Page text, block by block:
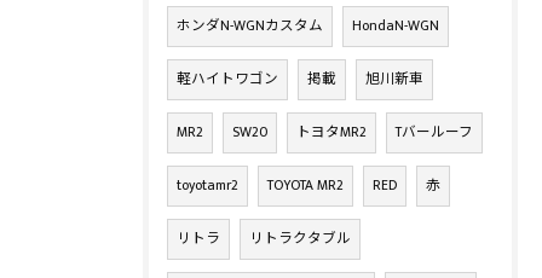
ホンダN-WGNカスタム HondaN-WGN
軽ハイトワゴン 掲載 旭川新車
MR2 SW20 トヨタMR2 Tバールーフ
toyotamr2 TOYOTA MR2 RED 赤
リトラ リトラクタブル